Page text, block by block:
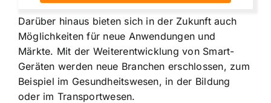
Darüber hinaus bieten sich in der Zukunft auch
Möglichkeiten für neue Anwendungen und
Märkte. Mit der Weiterentwicklung von Smart-
Geräten werden neue Branchen erschlossen, zum
Beispiel im Gesundheitswesen, in der Bildung
oder im Transportwesen.